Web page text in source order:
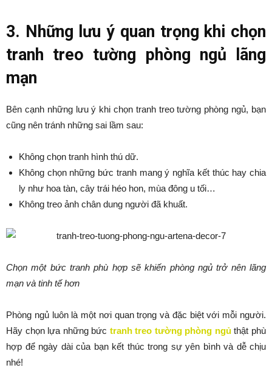
3. Những lưu ý quan trọng khi chọn
tranh treo tường phòng ngủ lãng
mạn
Bên cạnh những lưu ý khi chọn tranh treo tường phòng ngủ, bạn
cũng nên tránh những sai lầm sau:
Không chọn tranh hình thú dữ.
Không chọn những bức tranh mang ý nghĩa kết thúc hay chia
ly như hoa tàn, cây trái héo hon, mùa đông u tối…
Không treo ảnh chân dung người đã khuất.
Chọn một bức tranh phù hợp sẽ khiến phòng ngủ trở nên lãng
mạn và tinh tế hơn
Phòng ngủ luôn là một nơi quan trọng và đặc biệt với mỗi người.
Hãy chọn lựa những bức tranh treo tường phòng ngủthật phù
hợp để ngày dài của bạn kết thúc trong sự yên bình và dễ chịu
nhé!